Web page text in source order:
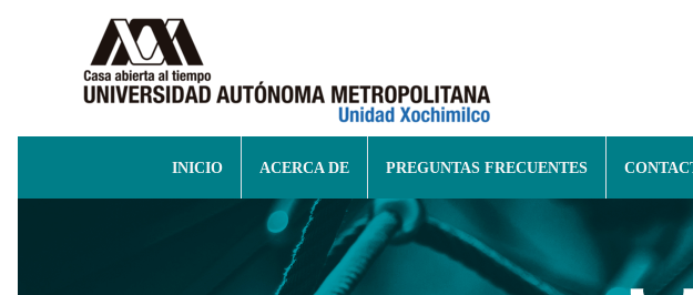
INICIO ACERCA DE PREGUNTAS FRECUENTES